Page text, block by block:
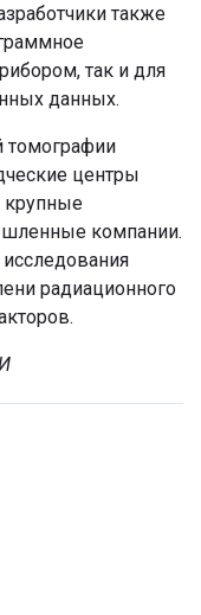
также
так и для
данных.
томографии
центры
крупные
компании.
радиационного